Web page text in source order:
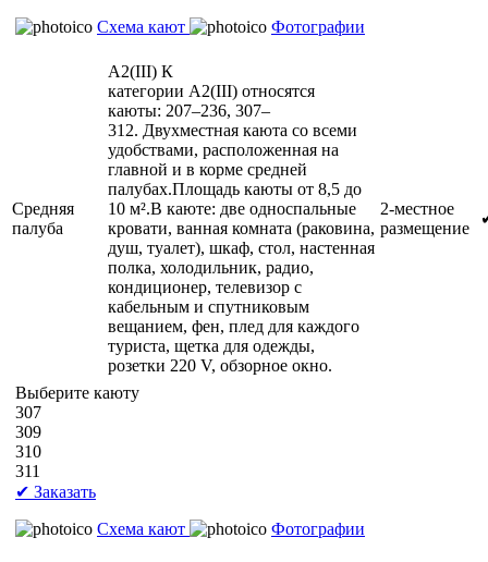
Схема кают
Фотографии
Средняя
палуба
А2(III) К
категории А2(III) относятся
каюты: 207–236, 307–
312. Двухместная каюта со всеми
удобствами, расположенная на
главной и в корме средней
палубах.Площадь каюты от 8,5 до
10 м².В каюте: две односпальные
кровати, ванная комната (раковина,
душ, туалет), шкаф, стол, настенная
полка, холодильник, радио,
кондиционер, телевизор с
кабельным и спутниковым
вещанием, фен, плед для каждого
туриста, щетка для одежды,
розетки 220 V, обзорное окно.
2-местное
размещение
Выберите каюту
307
309
310
311
✔ Заказать
Схема кают
Фотографии